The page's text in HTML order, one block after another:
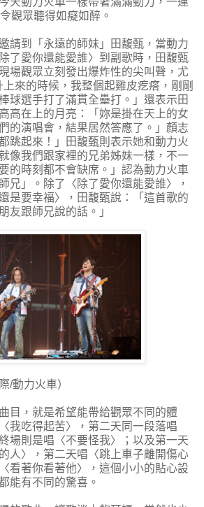
觀眾聽得如癡如醉。
請到「永遠的師妹」田馥甄，當動力
了愛你還能愛誰〉到副歌時，田馥甄
場觀眾立刻發出爆炸性的尖叫聲，尤
來的時候，我整個起雞皮疙瘩，剛剛
球選手打了滿貫全壘打。」還表示田
高在上的月亮：「妳是掛在天上的女
的演唱會，結果居然答應了。」顏志
跳起來！」田馥甄則表示她和動力火
像我們跟家裡的兄弟姊妹一樣，不一
的時刻都不會缺席。」認為動力火車
兄」。除了〈除了愛你還能愛誰〉，
是要幸福〉，田馥甄說：「這首歌的
友跟師兄說的話。」
/動力火車）
目，就是希望能帶給觀眾不同的體
我吃得起苦〉，第二天同一段落唱
場則是唱〈不要怪我〉；以及第一天
人〉，第二天唱〈跳上車子離開傷心
看著你看著他〉，這個小小的貼心設
能有不同的驚喜。